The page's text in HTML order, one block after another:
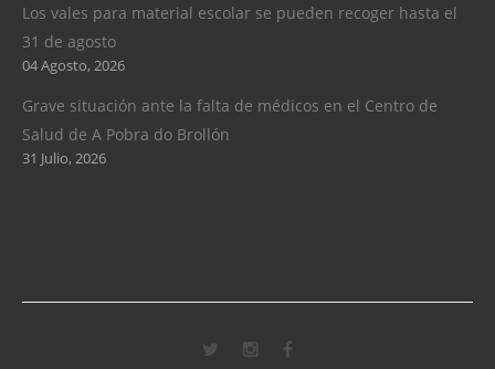
Los vales para material escolar se pueden recoger hasta el
31 de agosto
04 Agosto, 2026
Grave situación ante la falta de médicos en el Centro de
Salud de A Pobra do Brollón
31 Julio, 2026